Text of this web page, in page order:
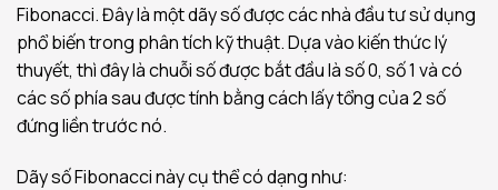
Fibonacci. Đây là một dãy số được các nhà đầu tư sử dụng
phổ biến trong phân tích kỹ thuật. Dựa vào kiến thức lý
thuyết, thì đây là chuỗi số được bắt đầu là số 0, số 1 và có
các số phía sau được tính bằng cách lấy tổng của 2 số
đứng liền trước nó.
Dãy số Fibonacci này cụ thể có dạng như: